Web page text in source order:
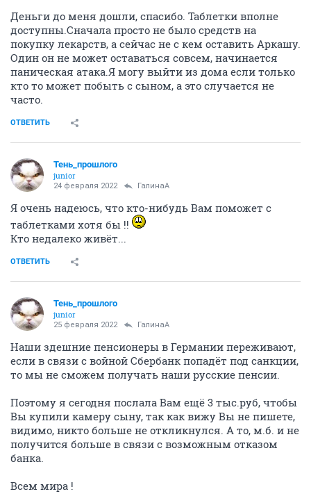
Деньги до меня дошли, спасибо. Таблетки вполне
доступны.Сначала просто не было средств на
покупку лекарств, а сейчас не с кем оставить Аркашу.
Один он не может оставаться совсем, начинается
паническая атака.Я могу выйти из дома если только
кто то может побыть с сыном, а это случается не
часто.
ОТВЕТИТЬ
Тень_прошлого
junior
24 февраля 2022 ГалинаА
Я очень надеюсь, что кто-нибудь Вам поможет с
таблетками хотя бы !!
Кто недалеко живёт...
ОТВЕТИТЬ
Тень_прошлого
junior
25 февраля 2022 ГалинаА
Наши здешние пенсионеры в Германии переживают,
если в связи с войной Сбербанк попадёт под санкции,
то мы не сможем получать наши русские пенсии.
Поэтому я сегодня послала Вам ещё 3 тыс.руб, чтобы
Вы купили камеру сыну, так как вижу Вы не пишете,
видимо, никто больше не откликнулся. А то, м.б. и не
получится больше в связи с возможным отказом
банка.
Всем мира !